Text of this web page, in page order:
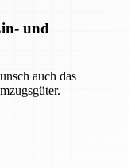
und
auch das